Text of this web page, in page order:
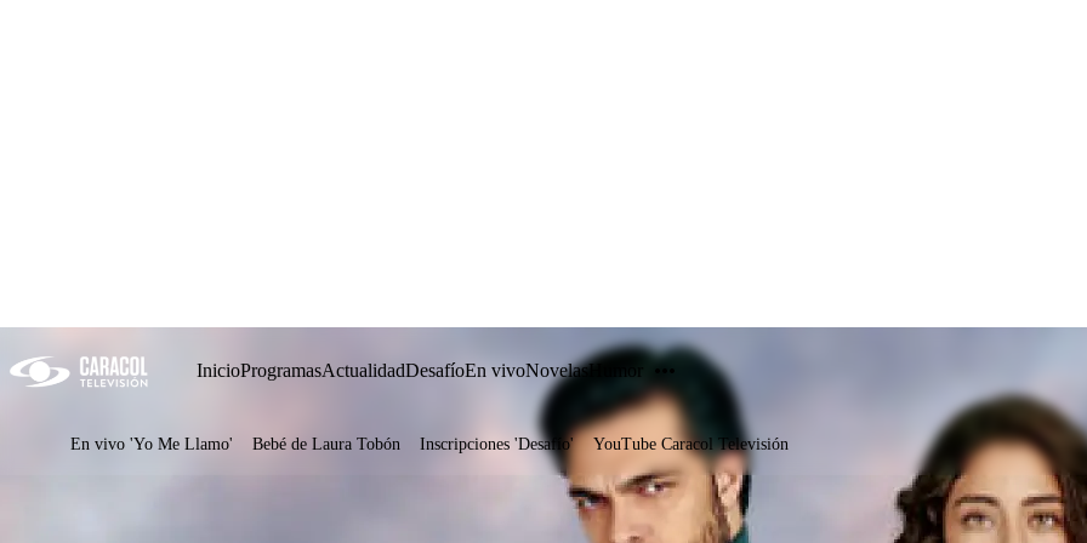
InicioProgramasActualidadDesafíoEn vivoNovelasHumor
Juegos
En vivo 'Yo Me Llamo' Bebé de Laura Tobón Inscripciones 'Desafío' YouTube Caracol Televisión